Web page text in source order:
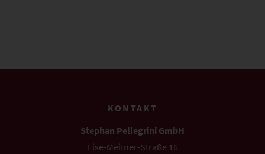
KONTAKT
Stephan Pellegrini GmbH
Lise-Meitner-Straße 16